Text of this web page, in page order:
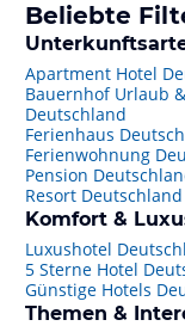
Beliebte
Apartment Hotel
Bauernhof Urlaub
Deutschland
Ferienhaus
Ferienwohnung
Pension
Resort Deutschland
Komfort &
Luxushotel
5 Sterne Hotel
Günstige Hotels
Themen &